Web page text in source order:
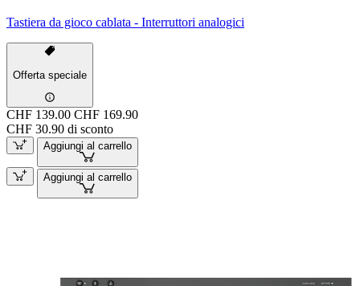
Tastiera da gioco cablata - Interruttori analogici
Offerta speciale
CHF 139.00 CHF 169.90
CHF 30.90 di sconto
Aggiungi al carrello
Aggiungi al carrello